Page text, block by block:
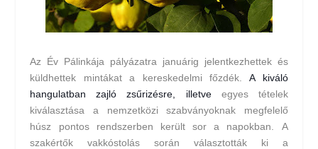
Az Év Pálinkája pályázatra januárig jelentkezhettek és
küldhettek mintákat a kereskedelmi főzdék.A kiváló
hangulatban zajló zsűrizésre, illetveegyes tételek
kiválasztása a nemzetközi szabványoknak megfelelő
húsz pontos rendszerben került sor a napokban. A
szakértők vakkóstolás során választották ki a